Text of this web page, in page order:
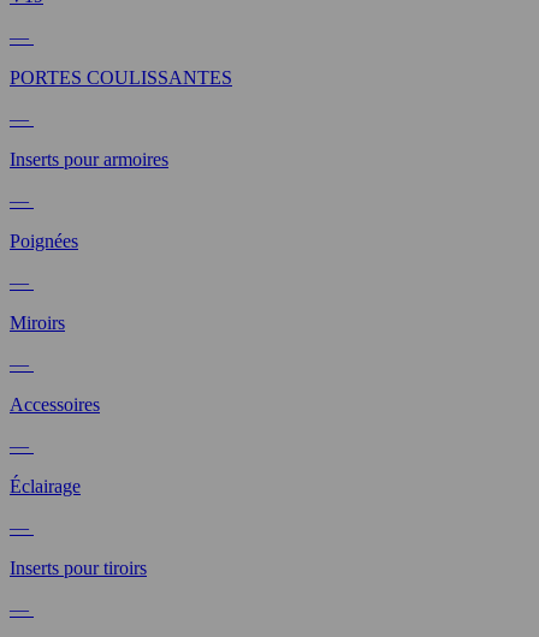
—
PORTES COULISSANTES
—
Inserts pour armoires
—
Poignées
—
Miroirs
—
Accessoires
—
Éclairage
—
Inserts pour tiroirs
—